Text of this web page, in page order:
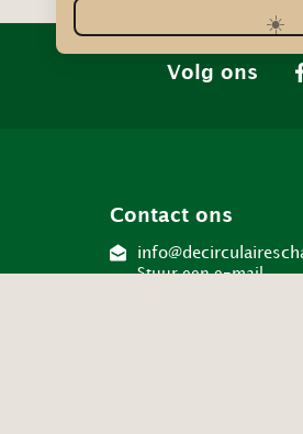
Volg ons
Contact ons
Stuur een e-mail
☀️